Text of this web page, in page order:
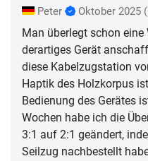
Peter Oktober 2025
Man überlegt schon
derartiges Gerät
diese Kabelzugstation
Haptik des Holzkorpus
Bedienung des Gerätes
Wochen habe ich die
3:1 auf 2:1 geändert,
Seilzug nachbestellt